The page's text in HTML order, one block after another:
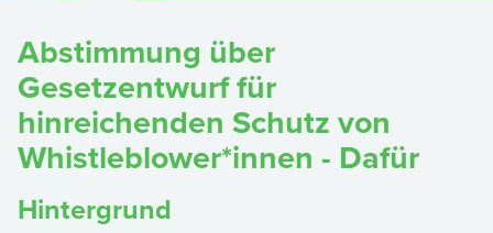
Abstimmung über
Gesetzentwurf für
hinreichenden Schutz von
Whistleblower*innen - Dafür
Hintergrund